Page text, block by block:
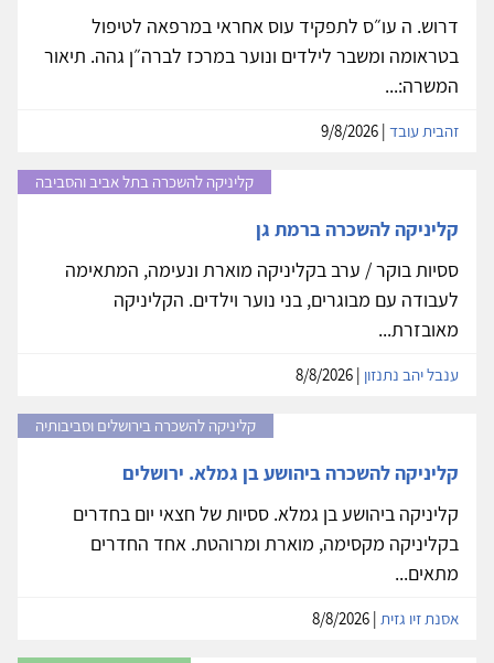
דרוש. ה עו״ס לתפקיד עוס אחראי במרפאה לטיפול
בטראומה ומשבר לילדים ונוער במרכז לברה״ן גהה. תיאור
המשרה:...
זהבית עובד
קליניקה להשכרה בתל אביב והסביבה
קליניקה להשכרה ברמת גן
ססיות בוקר / ערב בקליניקה מוארת ונעימה, המתאימה
לעבודה עם מבוגרים, בני נוער וילדים. הקליניקה
מאובזרת...
ענבל יהב נתנזון
קליניקה להשכרה בירושלים וסביבותיה
קליניקה להשכרה ביהושע בן גמלא. ירושלים
קליניקה ביהושע בן גמלא. ססיות של חצאי יום בחדרים
בקליניקה מקסימה, מוארת ומרוהטת. אחד החדרים
מתאים...
אסנת זיו גזית